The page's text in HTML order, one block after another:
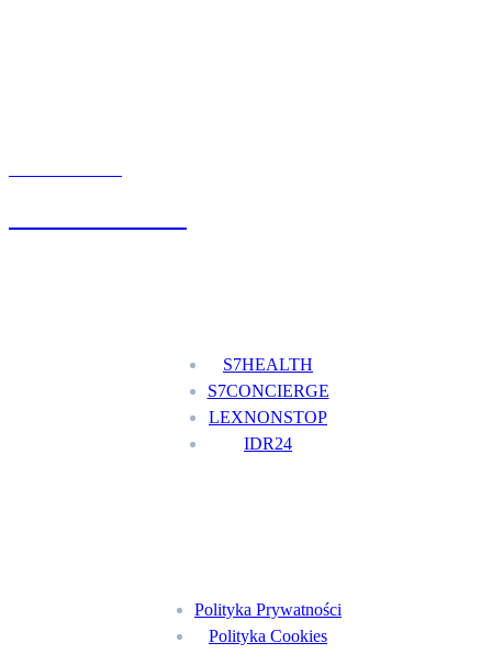
S7HEALTH
S7CONCIERGE
LEXNONSTOP
IDR24
Polityka Prywatności
Polityka Cookies